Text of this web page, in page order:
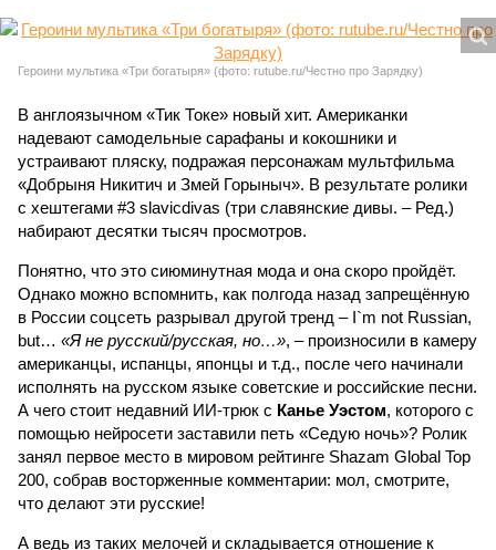
Героини мультика «Три богатыря» (фото: rutube.ru/Честно про Зарядку)
В англоязычном «Тик Токе» новый хит. Американки
надевают самодельные сарафаны и кокошники и
устраивают пляску, подражая персонажам мультфильма
«Добрыня Никитич и Змей Горыныч». В результате ролики
с хештегами #3 slavicdivas (три славянские дивы. – Ред.)
набирают десятки тысяч просмотров.
Понятно, что это сиюминутная мода и она скоро пройдёт.
Однако можно вспомнить, как полгода назад запрещённую
в России соцсеть разрывал другой тренд – I`m not Russian,
but… «Я не русский/русская, но…», – произносили в камеру
американцы, испанцы, японцы и т.д., после чего начинали
исполнять на русском языке советские и российские песни.
А чего стоит недавний ИИ-трюк с Канье Уэстом, которого с
помощью нейросети заставили петь «Седую ночь»? Ролик
занял первое место в мировом рейтинге Shazam Global Top
200, собрав восторженные комментарии: мол, смотрите,
что делают эти русские!
А ведь из таких мелочей и складывается отношение к